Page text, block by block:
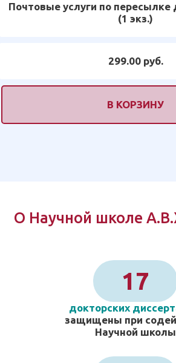
Почтовые услуги по
(1 экз.)
299.00 руб.
В КОРЗИНУ
О Научной школе
17
докторских
защищены при
Научной школы